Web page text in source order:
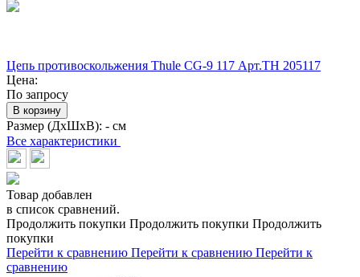
Цепь противоскольжения Thule CG-9 117 Арт.TH 205117
Цена:
По запросу
В корзину
Размер (ДхШхВ): - см
Все характеристики
Товар добавлен
в список сравнений.
Продолжить покупки Продолжить покупки Продолжить
покупки
Перейти к сравнению Перейти к сравнению Перейти к
сравнению